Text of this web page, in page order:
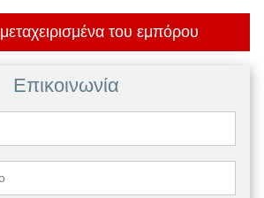
Δείτε: 17 μεταχειρισμένα του εμπόρου
Επικοινωνία